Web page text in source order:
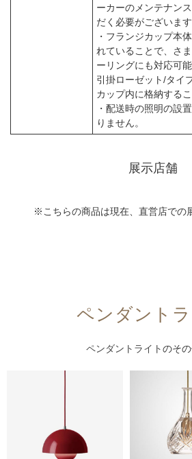
ーカーのメンテナン
だく必要がございます
・フランジカップ本
れていることで、さ
ーリングにも対応可能
引掛ローゼット/タイ
カップ内に格納する
・配送時の照明の設
りません。
展示店舗
※こちらの商品は現在、直営店での
ペンダントラ
ペンダントライトのそ